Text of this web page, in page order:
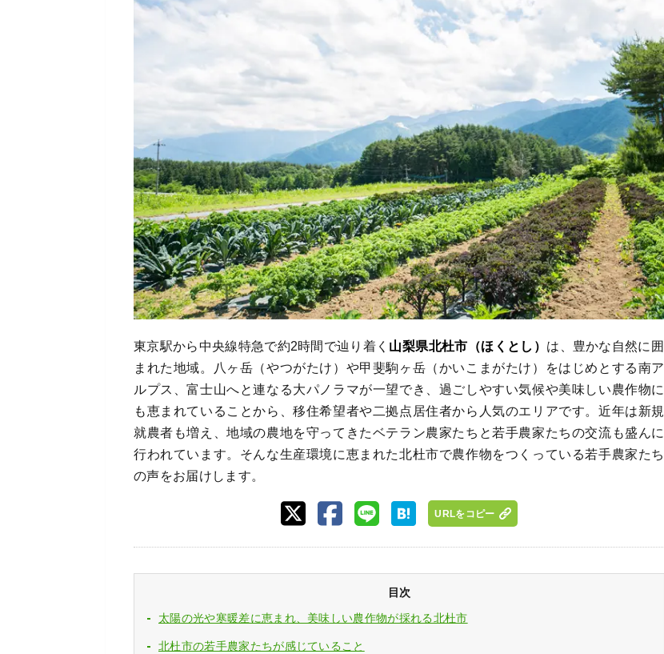
東京駅から中央線特急で約2時間で辿り着く 山梨県北杜市（ほくとし） は、豊かな自然に囲
まれた地域。八ヶ岳（やつがたけ）や甲斐駒ヶ岳（かいこまがたけ）をはじめとする南ア
ルプス、富士山へと連なる大パノラマが一望でき、過ごしやすい気候や美味しい農作物に
も恵まれていることから、移住希望者や二拠点居住者から人気のエリアです。近年は新規
就農者も増え、地域の農地を守ってきたベテラン農家たちと若手農家たちの交流も盛んに
行われています。そんな生産環境に恵まれた北杜市で農作物をつくっている若手農家たち
の声をお届けします。
URLをコピー
目次
太陽の光や寒暖差に恵まれ、美味しい農作物が採れる北杜市
北杜市の若手農家たちが感じていること